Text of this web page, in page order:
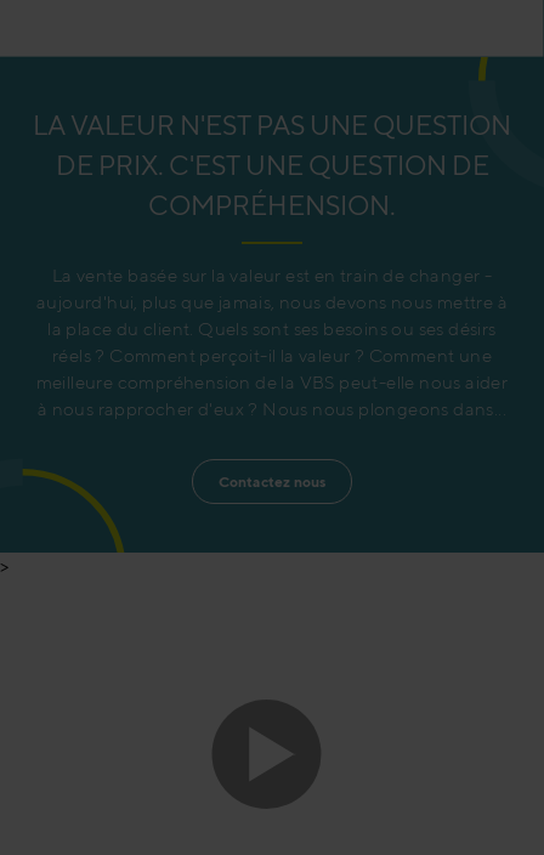
LA VALEUR N'EST PAS UNE QUESTION
DE PRIX. C'EST UNE QUESTION DE
COMPRÉHENSION.
La vente basée sur la valeur est en train de changer -
aujourd'hui, plus que jamais, nous devons nous mettre à
la place du client. Quels sont ses besoins ou ses désirs
réels ? Comment perçoit-il la valeur ? Comment une
meilleure compréhension de la VBS peut-elle nous aider
à nous rapprocher d'eux ? Nous nous plongeons dans...
Contactez nous
>